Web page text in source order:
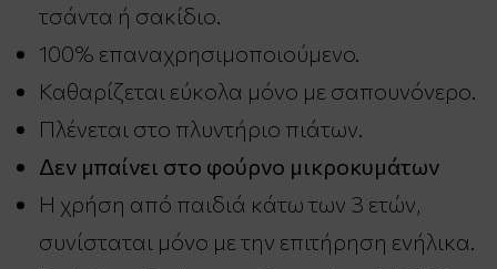
τσάντα ή σακίδιο.
100% επαναχρησιμοποιούμενo.
Καθαρίζεται εύκολα μόνο με σαπουνόνερο.
Πλένεται στο πλυντήριο πιάτων.
Δεν μπαίνει στο φούρνο μικροκυμάτων
Η χρήση από παιδιά κάτω των 3 ετών,
συνίσταται μόνο με την επιτήρηση ενήλικα.